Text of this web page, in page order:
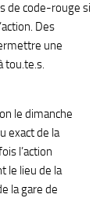
de code-rouge si
Des
une
tou.te.s.
le dimanche
exact de la
l’action
le lieu de la
la gare de